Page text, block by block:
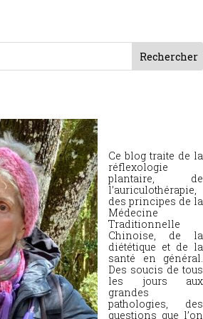
Ce blog traite de la
réflexologie
plantaire, de
l’auriculothérapie,
des principes de la
Médecine
Traditionnelle
Chinoise, de la
diététique et de la
santé en général.
Des soucis de tous
les jours aux
grandes
pathologies, des
questions que l’on